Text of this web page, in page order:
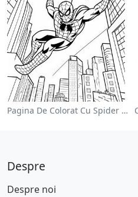
Pagina De Colorat Cu Spider Man Swinging Prin Oraș
Despre
Despre noi